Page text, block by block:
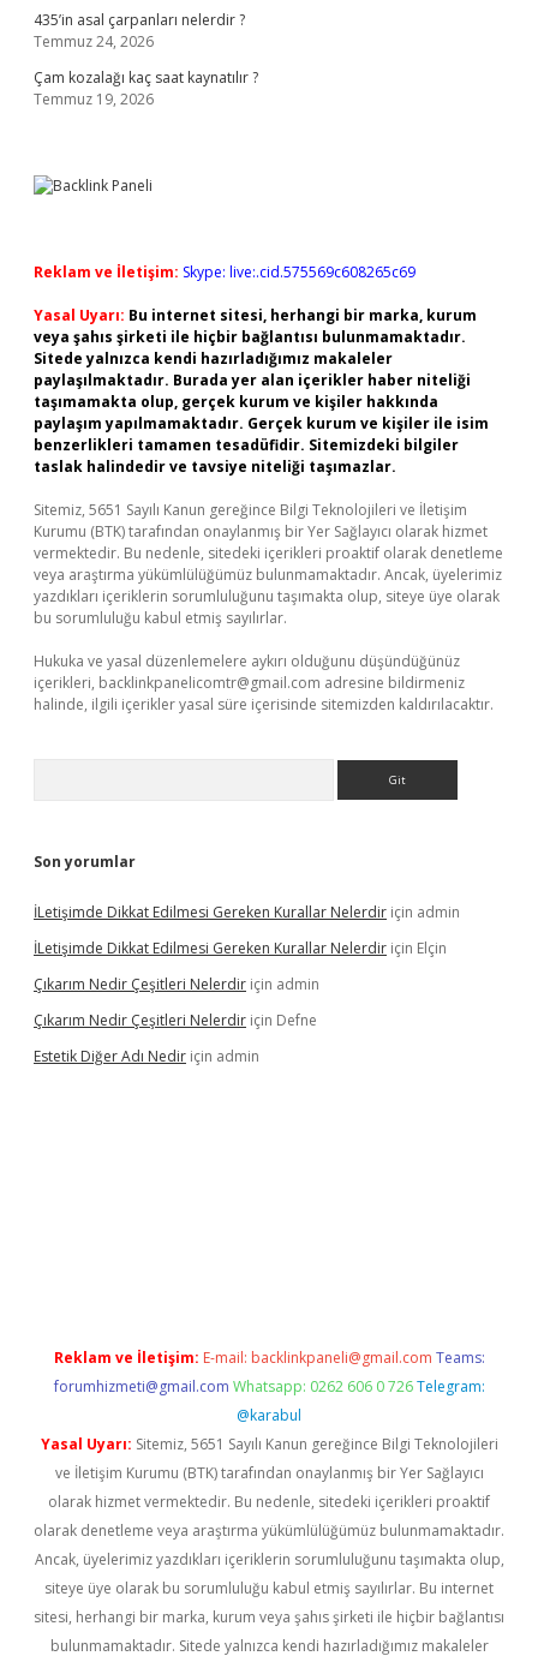
435’in asal çarpanları nelerdir ?
Temmuz 24, 2026
Çam kozalağı kaç saat kaynatılır ?
Temmuz 19, 2026
Reklam ve İletişim: Skype: live:.cid.575569c608265c69
Yasal Uyarı: Bu internet sitesi, herhangi bir marka, kurum
veya şahıs şirketi ile hiçbir bağlantısı bulunmamaktadır.
Sitede yalnızca kendi hazırladığımız makaleler
paylaşılmaktadır. Burada yer alan içerikler haber niteliği
taşımamakta olup, gerçek kurum ve kişiler hakkında
paylaşım yapılmamaktadır. Gerçek kurum ve kişiler ile isim
benzerlikleri tamamen tesadüfidir. Sitemizdeki bilgiler
taslak halindedir ve tavsiye niteliği taşımazlar.
Sitemiz, 5651 Sayılı Kanun gereğince Bilgi Teknolojileri ve İletişim
Kurumu (BTK) tarafından onaylanmış bir Yer Sağlayıcı olarak hizmet
vermektedir. Bu nedenle, sitedeki içerikleri proaktif olarak denetleme
veya araştırma yükümlülüğümüz bulunmamaktadır. Ancak, üyelerimiz
yazdıkları içeriklerin sorumluluğunu taşımakta olup, siteye üye olarak
bu sorumluluğu kabul etmiş sayılırlar.
Hukuka ve yasal düzenlemelere aykırı olduğunu düşündüğünüz
içerikleri, backlinkpanelicomtr@gmail.com adresine bildirmeniz
halinde, ilgili içerikler yasal süre içerisinde sitemizden kaldırılacaktır.
Son yorumlar
İLetişimde Dikkat Edilmesi Gereken Kurallar Nelerdir için admin
İLetişimde Dikkat Edilmesi Gereken Kurallar Nelerdir için Elçin
Çıkarım Nedir Çeşitleri Nelerdir için admin
Çıkarım Nedir Çeşitleri Nelerdir için Defne
Estetik Diğer Adı Nedir için admin
Reklam ve İletişim: E-mail: backlinkpaneli@gmail.com Teams:
forumhizmeti@gmail.com Whatsapp: 0262 606 0 726 Telegram:
@karabul
Yasal Uyarı: Sitemiz, 5651 Sayılı Kanun gereğince Bilgi Teknolojileri
ve İletişim Kurumu (BTK) tarafından onaylanmış bir Yer Sağlayıcı
olarak hizmet vermektedir. Bu nedenle, sitedeki içerikleri proaktif
olarak denetleme veya araştırma yükümlülüğümüz bulunmamaktadır.
Ancak, üyelerimiz yazdıkları içeriklerin sorumluluğunu taşımakta olup,
siteye üye olarak bu sorumluluğu kabul etmiş sayılırlar. Bu internet
sitesi, herhangi bir marka, kurum veya şahıs şirketi ile hiçbir bağlantısı
bulunmamaktadır. Sitede yalnızca kendi hazırladığımız makaleler